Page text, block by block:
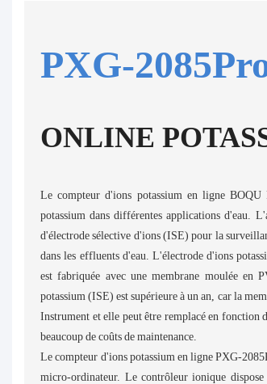
PXG-
ONLINE
Le compteur d'ions potassium en ligne
potassium dans différentes applications d'eau.
d'électrode sélective d'ions (ISE) pour la
dans les effluents d'eau. L'électrode d'ions
est fabriquée avec une membrane moulée en
potassium (ISE) est supérieure à un an, car la
Instrument et elle peut être remplacé en fonction
beaucoup de coûts de maintenance.
Le compteur d'ions potassium en ligne PXG-
micro-ordinateur. Le contrôleur ionique